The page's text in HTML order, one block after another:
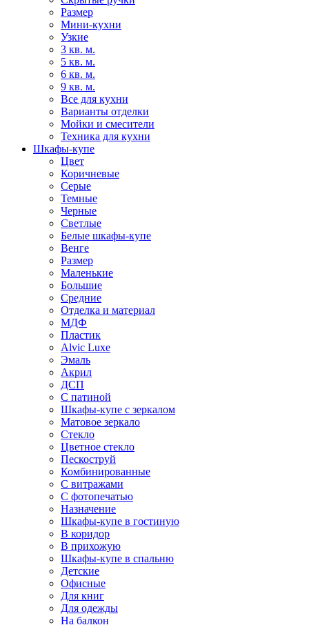
Размер
Мини-кухни
Узкие
3 кв. м.
5 кв. м.
6 кв. м.
9 кв. м.
Все для кухни
Варианты отделки
Мойки и смесители
Техника для кухни
Шкафы-купе
Цвет
Коричневые
Серые
Темные
Черные
Светлые
Белые шкафы-купе
Венге
Размер
Маленькие
Большие
Средние
Отделка и материал
МДФ
Пластик
Alvic Luxe
Эмаль
Акрил
ДСП
С патиной
Шкафы-купе с зеркалом
Матовое зеркало
Стекло
Цветное стекло
Пескоструй
Комбинированные
С витражами
С фотопечатью
Назначение
Шкафы-купе в гостиную
В коридор
В прихожую
Шкафы-купе в спальню
Детские
Офисные
Для книг
Для одежды
На балкон